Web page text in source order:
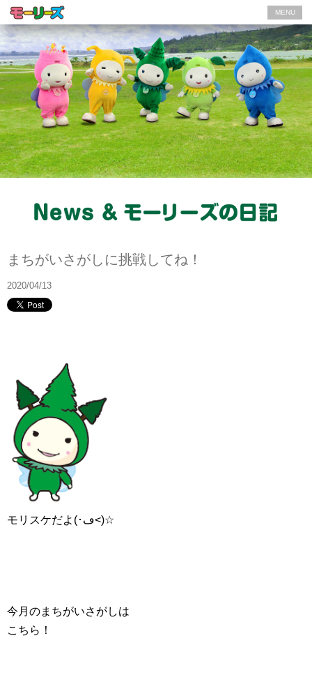
MENU
まちがいさがしに挑戦してね！
2020/04/13
モリスケだよ(･ڡ<)☆
今月のまちがいさがしは
こちら！